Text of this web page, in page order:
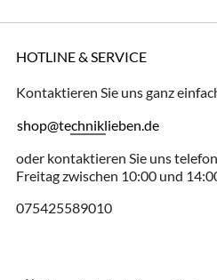
HOTLINE & SERVICE
Kontaktieren Sie uns ganz
shop@techniklieben.de
oder kontaktieren Sie uns
Freitag zwischen 10:00 und
075425589010